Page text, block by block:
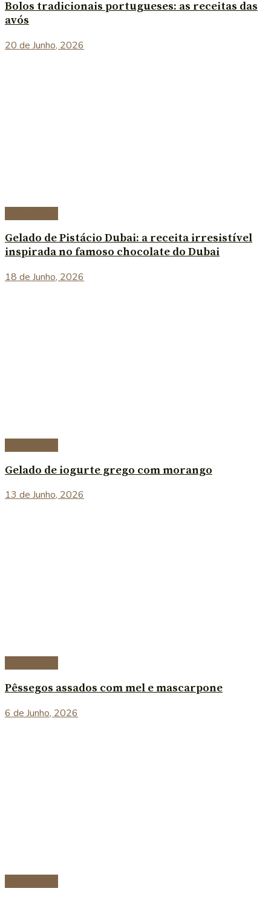
Bolos tradicionais portugueses: as receitas das
avós
20 de Junho, 2026
Gelado de Pistácio Dubai: a receita irresistível
inspirada no famoso chocolate do Dubai
18 de Junho, 2026
Gelado de iogurte grego com morango
13 de Junho, 2026
Pêssegos assados com mel e mascarpone
6 de Junho, 2026